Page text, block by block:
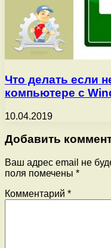
Что делать если
компьютере с
10.04.2019
Добавить
Ваш адрес email не
поля помечены *
Комментарий *